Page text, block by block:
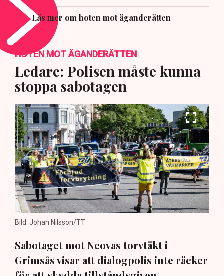
Läs mer om hoten mot äganderätten
HOTEN MOT ÄGANDERÄTTEN
Ledare: Polisen måste kunna
stoppa sabotagen
Bild: Johan Nilsson/TT
Sabotaget mot Neovas torvtäkt i
Grimsås visar att dialogpolis inte räcker